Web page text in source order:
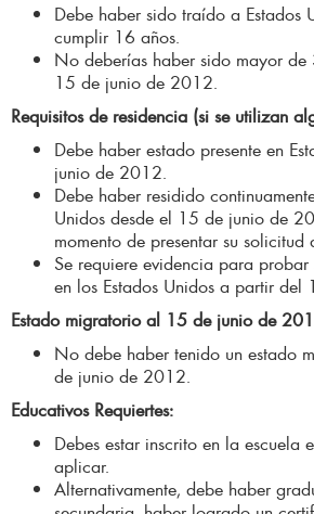
Debe haber sido traído a Estados
cumplir 16 años.
No deberías haber sido mayor
15 de junio de 2012.
Requisitos de residencia (si se utilizan
Debe haber estado presente en
junio de 2012.
Debe haber residido
Unidos desde el 15 de junio de
momento de presentar su solicitud
Se requiere evidencia para
en los Estados Unidos a partir
Estado migratorio al 15 de junio de
No debe haber tenido un estado
de junio de 2012.
Educativos Requiertes:
Debes estar inscrito en la escuela
aplicar.
Alternativamente, debe haber